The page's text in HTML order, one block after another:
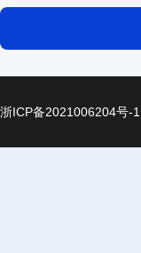
浙ICP备2021006204号-1